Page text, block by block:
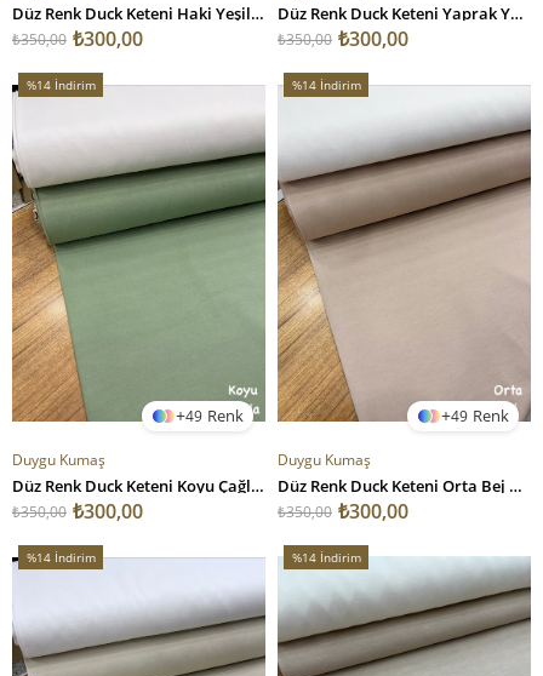
Düz Renk Duck Keteni Haki Yeşili Haki Yeşili
₺300,00
₺350,00
Düz Renk Duck Keteni Yaprak Yeşili Yaprak Yeşili
₺300,00
₺350,00
49
%14 İndirim
Duygu Kumaş
Düz Renk Duck Keteni Koyu Çağla Koyu Çağla
₺300,00
₺350,00
49
%14 İndirim
Duygu Kumaş
Düz Renk Duck Keteni Orta Bej Orta Bej
₺300,00
₺350,00
%14 İndirim
%14 İndirim